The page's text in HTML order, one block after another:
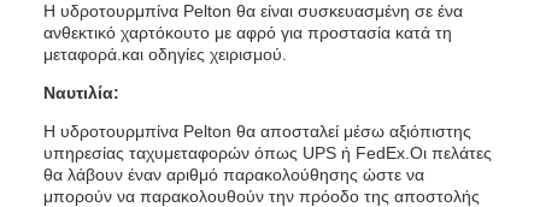
Η υδροτουρμπίνα Pelton θα είναι συσκευασμένη σε ένα
ανθεκτικό χαρτόκουτο με αφρό για προστασία κατά τη
μεταφορά.και οδηγίες χειρισμού.
Ναυτιλία:
Η υδροτουρμπίνα Pelton θα αποσταλεί μέσω αξιόπιστης
υπηρεσίας ταχυμεταφορών όπως UPS ή FedEx.Οι πελάτες
θα λάβουν έναν αριθμό παρακολούθησης ώστε να
μπορούν να παρακολουθούν την πρόοδο της αποστολής